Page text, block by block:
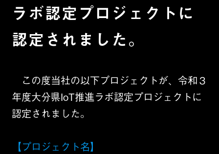
ラボ認定プロジェクトに
認定されました。
この度当社の以下プロジェクトが、令和３
年度大分県IoT推進ラボ認定プロジェクトに
認定されました。
【プロジェクト名】